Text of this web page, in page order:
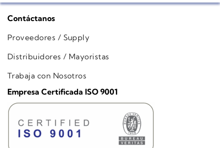
Contáctanos
Proveedores / Supply
Distribuidores / Mayoristas
Trabaja con Nosotros
Empresa Certificada ISO 9001